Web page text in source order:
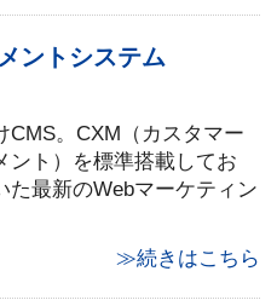
ントシステム
CMS。CXM（カスタマー
ント）を標準搭載してお
た最新のWebマーケティン
≫続きはこちら